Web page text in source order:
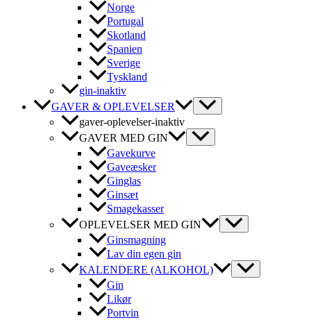
Norge
Portugal
Skotland
Spanien
Sverige
Tyskland
gin-inaktiv
GAVER & OPLEVELSER
gaver-oplevelser-inaktiv
GAVER MED GIN
Gavekurve
Gaveæsker
Ginglas
Ginsæt
Smagekasser
OPLEVELSER MED GIN
Ginsmagning
Lav din egen gin
KALENDERE (ALKOHOL)
Gin
Likør
Portvin